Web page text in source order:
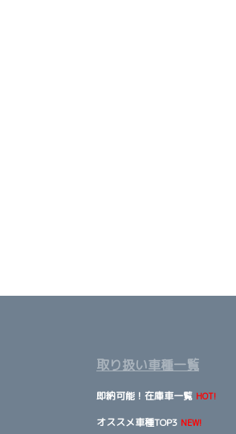
取り扱い車種一覧
即納可能！在庫車一覧 HOT!
オススメ車種TOP3 NEW!